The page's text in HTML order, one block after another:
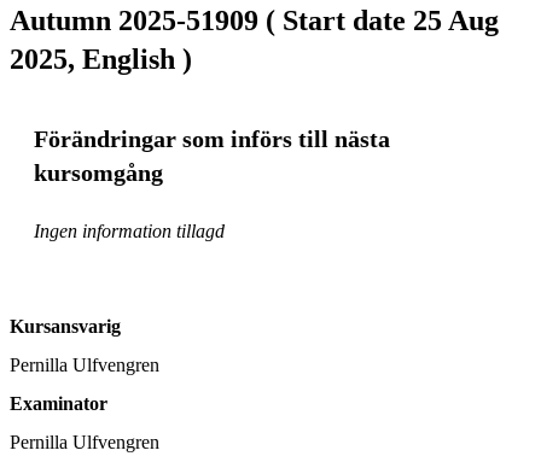
Autumn 2025-51909 ( Start date 25 Aug
2025, English )
Förändringar som införs till nästa
kursomgång
Ingen information tillagd
Kursansvarig
Pernilla Ulfvengren
Examinator
Pernilla Ulfvengren